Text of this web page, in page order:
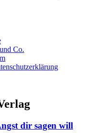
Co.
dir sagen will